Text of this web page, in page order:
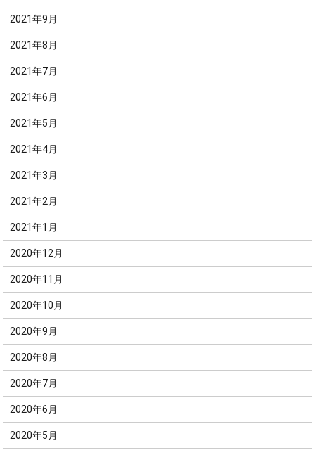
2021年9月
2021年8月
2021年7月
2021年6月
2021年5月
2021年4月
2021年3月
2021年2月
2021年1月
2020年12月
2020年11月
2020年10月
2020年9月
2020年8月
2020年7月
2020年6月
2020年5月